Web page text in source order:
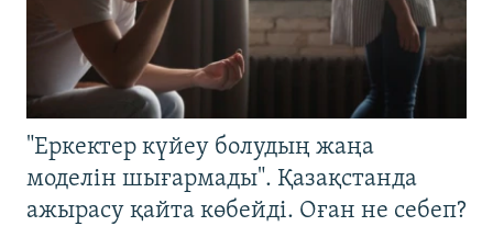
"Еркектер күйеу болудың жаңа
моделін шығармады". Қазақстанда
ажырасу қайта көбейді. Оған не себеп?